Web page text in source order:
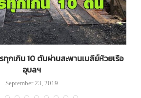
กเกิน 10 ตันผ่านสะพานเบลีย์ห้วยเรือ
อุบลฯ
September 23, 2019